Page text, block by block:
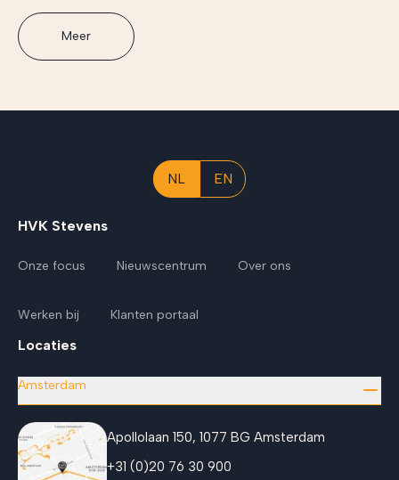
Meer
NL EN
HVK Stevens
Onze focus Nieuwscentrum Over ons
Werken bij Klanten portaal
Locaties
Amsterdam
Apollolaan 150, 1077 BG Amsterdam
+31 (0)20 76 30 900